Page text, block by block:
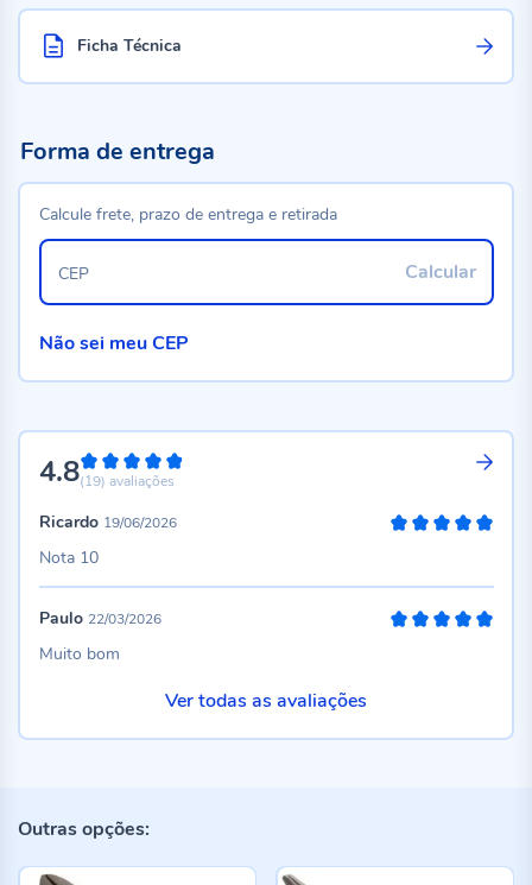
Ficha Técnica
4.896%
(19) avaliações
Ricardo 19/06/2026
Nota 10
Paulo 22/03/2026
Muito bom
Ver todas as avaliações
Forma de entrega
Calcule frete, prazo de entrega e retirada
Calcular
CEP
Não sei meu CEP
Outras opções: